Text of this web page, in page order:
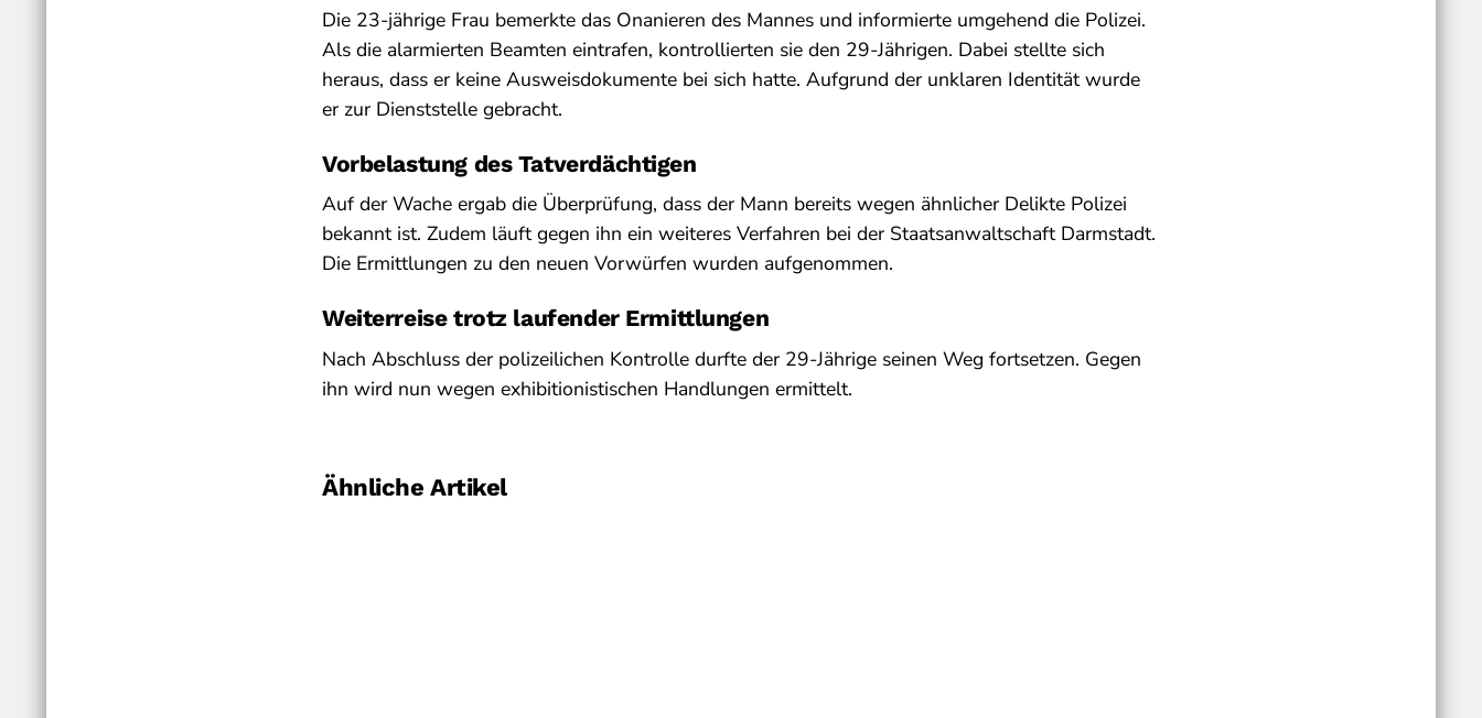
Die 23-jährige Frau bemerkte das Onanieren des Mannes und informierte umgehend die Polizei.
Als die alarmierten Beamten eintrafen, kontrollierten sie den 29-Jährigen. Dabei stellte sich
heraus, dass er keine Ausweisdokumente bei sich hatte. Aufgrund der unklaren Identität wurde
er zur Dienststelle gebracht.
Vorbelastung des Tatverdächtigen
Auf der Wache ergab die Überprüfung, dass der Mann bereits wegen ähnlicher Delikte Polizei
bekannt ist. Zudem läuft gegen ihn ein weiteres Verfahren bei der Staatsanwaltschaft Darmstadt.
Die Ermittlungen zu den neuen Vorwürfen wurden aufgenommen.
Weiterreise trotz laufender Ermittlungen
Nach Abschluss der polizeilichen Kontrolle durfte der 29-Jährige seinen Weg fortsetzen. Gegen
ihn wird nun wegen exhibitionistischen Handlungen ermittelt.
Ähnliche Artikel